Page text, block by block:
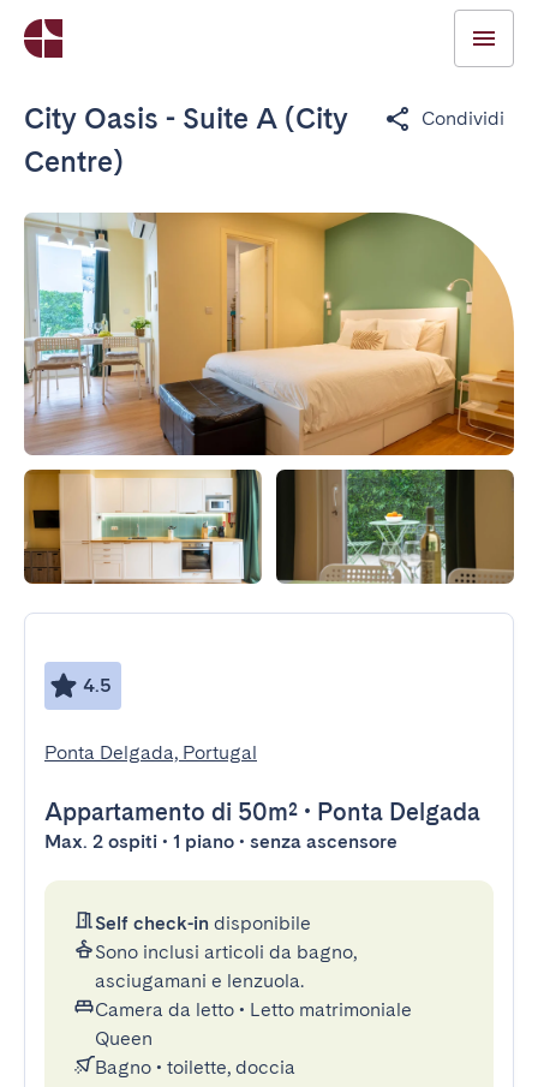
City Oasis - Suite A (City
Centre)
Condividi
4.5
Ponta Delgada, Portugal
Appartamento di 50m² • Ponta Delgada
Max. 2 ospiti • 1 piano • senza ascensore
Self check-in disponibile
Sono inclusi articoli da bagno,
asciugamani e lenzuola.
Camera da letto • Letto matrimoniale
Queen
Bagno • toilette, doccia